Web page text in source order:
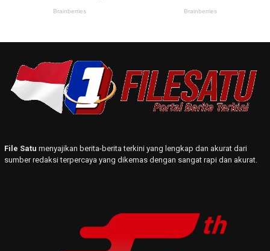
File Satu menyajikan berita-berita terkini yang lengkap dan akurat dari
sumber redaksi terpercaya yang dikemas dengan sangat rapi dan akurat.